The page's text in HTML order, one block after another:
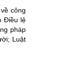
công
Điều lệ
pháp
Luật